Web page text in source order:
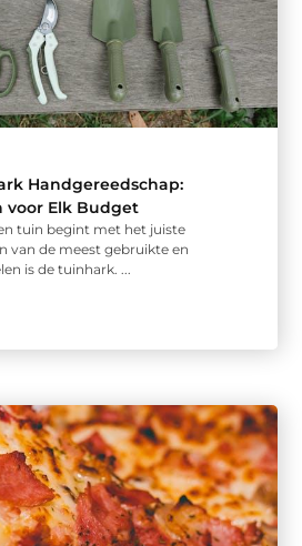
Handgereedschap:
voor Elk Budget
tuin begint met het juiste
van de meest gebruikte en
is de tuinhark. ...